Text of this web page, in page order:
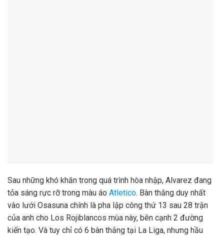
Sau những khó khăn trong quá trình hòa nhập, Alvarez đang
tỏa sáng rực rỡ trong màu áo Atletico. Bàn thắng duy nhất
vào lưới Osasuna chính là pha lập công thứ 13 sau 28 trận
của anh cho Los Rojiblancos mùa này, bên cạnh 2 đường
kiến tạo. Và tuy chỉ có 6 bàn thắng tại La Liga, nhưng hầu